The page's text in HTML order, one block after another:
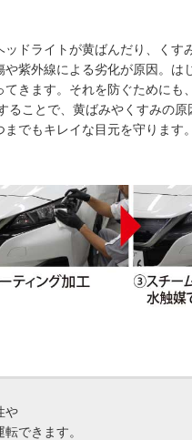
ドライトが黄ばんだり、く
紫外線による劣化が原因。は
きます。それを防ぐためにも
ることで、黄ばみやくすみの
でもキレイな目元を守ります。
や
できます。